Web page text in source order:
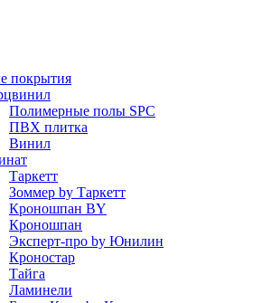
покрытия
Полимерные полы SPC
ПВХ плитка
Винил
Таркетт
Зоммер by Таркетт
Кроношпан BY
Кроношпан
Эксперт-про by Юнилин
Кроностар
Тайга
Ламинели